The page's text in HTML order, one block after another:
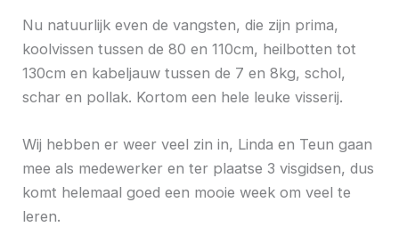
Nu natuurlijk even de vangsten, die zijn prima,
koolvissen tussen de 80 en 110cm, heilbotten tot
130cm en kabeljauw tussen de 7 en 8kg, schol,
schar en pollak. Kortom een hele leuke visserij.
Wij hebben er weer veel zin in, Linda en Teun gaan
mee als medewerker en ter plaatse 3 visgidsen, dus
komt helemaal goed een mooie week om veel te
leren.